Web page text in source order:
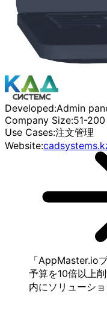
Developed:Admin
Company Size:51-
Use Cases:注文管理
Website:
AppMaster.io
予算を10倍以上
内にソリューシ